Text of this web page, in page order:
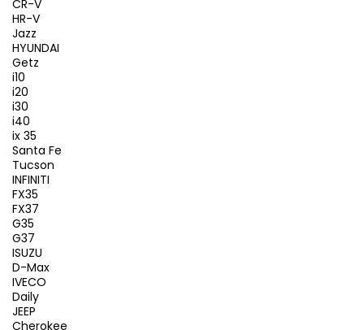
CR-V
HR-V
Jazz
HYUNDAI
Getz
i10
i20
i30
i40
ix 35
Santa Fe
Tucson
INFINITI
FX35
FX37
G35
G37
ISUZU
D-Max
IVECO
Daily
JEEP
Cherokee